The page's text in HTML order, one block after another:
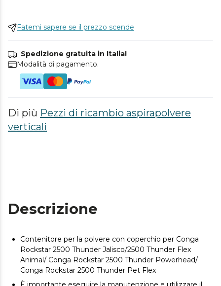
Fatemi sapere se il prezzo scende
Spedizione gratuita in Italia!
Modalità di pagamento.
Di più Pezzi di ricambio aspirapolvere
verticali
Descrizione
Contenitore per la polvere con coperchio per Conga
Rockstar 2500 Thunder Jalisco/2500 Thunder Flex
Animal/ Conga Rockstar 2500 Thunder Powerhead/
Conga Rockstar 2500 Thunder Pet Flex